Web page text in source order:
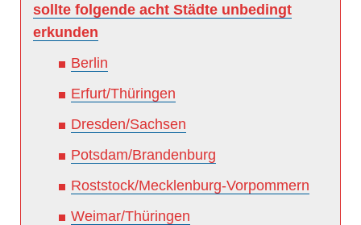
sollte folgende acht Städte unbedingt
erkunden
Berlin
Erfurt/Thüringen
Dresden/Sachsen
Potsdam/Brandenburg
Roststock/Mecklenburg-Vorpommern
Weimar/Thüringen